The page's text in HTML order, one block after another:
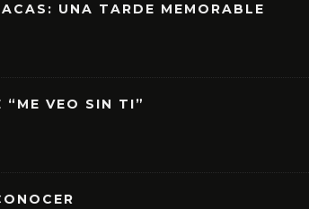
UNA TARDE MEMORABLE
“ME VEO SIN TI”